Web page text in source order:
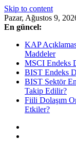
Skip to content
Pazar, Ağustos 9,
En güncel:
KAP
Maddeler
MSCI Endeks
BIST Endeks
BIST Sektör
Takip Edilir?
Fiili Dolaşım
Etkiler?